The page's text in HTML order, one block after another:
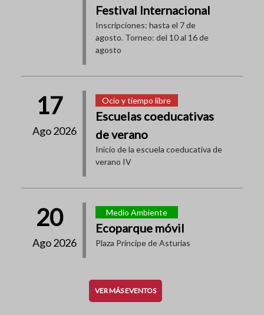
Festival Internacional
Inscripciones: hasta el 7 de
agosto. Torneo: del 10 al 16 de
agosto
17
Ago 2026
Ocio y tiempo libre
Escuelas coeducativas
de verano
Inicio de la escuela coeducativa de
verano IV
20
Ago 2026
Medio Ambiente
Ecoparque móvil
Plaza Príncipe de Asturias
VER MÁS EVENTOS